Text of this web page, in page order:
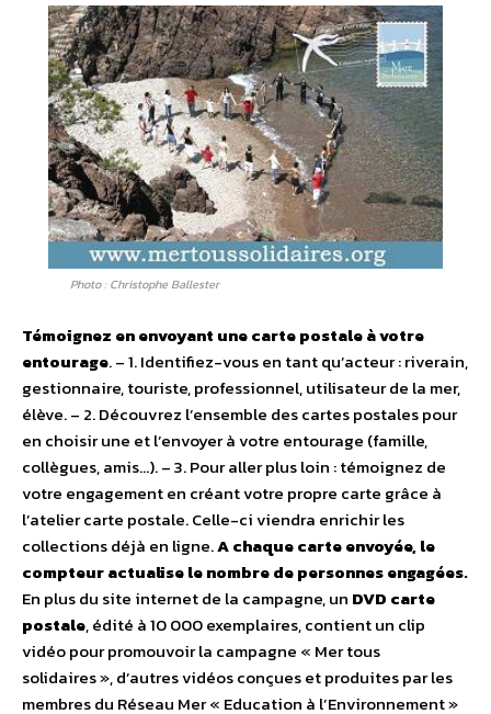
Photo : Christophe Ballester
Témoignez en envoyant une carte postale à votre
entourage. – 1. Identifiez-vous en tant qu’acteur : riverain,
gestionnaire, touriste, professionnel, utilisateur de la mer,
élève. – 2. Découvrez l’ensemble des cartes postales pour
en choisir une et l’envoyer à votre entourage (famille,
collègues, amis…). – 3. Pour aller plus loin : témoignez de
votre engagement en créant votre propre carte grâce à
l’atelier carte postale. Celle-ci viendra enrichir les
collections déjà en ligne.A chaque carte envoyée, le
compteur actualise le nombre de personnes engagées.
En plus du site internet de la campagne, un DVD carte
postale, édité à 10 000 exemplaires, contient un clip
vidéo pour promouvoir la campagne « Mer tous
solidaires », d’autres vidéos conçues et produites par les
membres du Réseau Mer « Education à l’Environnement »